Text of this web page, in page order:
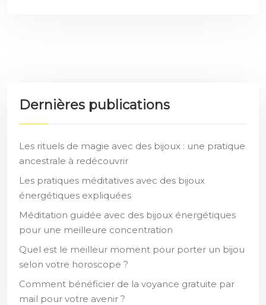
Dernières publications
Les rituels de magie avec des bijoux : une pratique
ancestrale à redécouvrir
Les pratiques méditatives avec des bijoux
énergétiques expliquées
Méditation guidée avec des bijoux énergétiques
pour une meilleure concentration
Quel est le meilleur moment pour porter un bijou
selon votre horoscope ?
Comment bénéficier de la voyance gratuite par
mail pour votre avenir ?